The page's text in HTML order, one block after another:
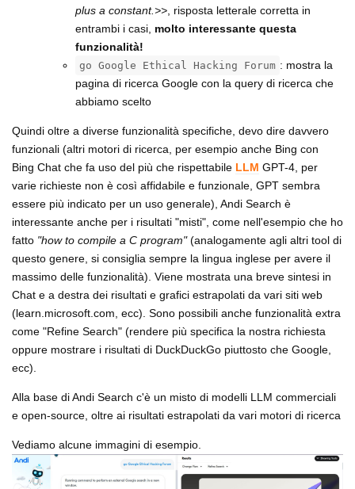
plus a constant.>> , risposta letterale corretta in
entrambi i casi, molto interessante questa
funzionalità!
go Google Ethical Hacking Forum : mostra la
pagina di ricerca Google con la query di ricerca che
abbiamo scelto
Quindi oltre a diverse funzionalità specifiche, devo dire davvero
funzionali (altri motori di ricerca, per esempio anche Bing con
Bing Chat che fa uso del più che rispettabile LLM GPT-4, per
varie richieste non è così affidabile e funzionale, GPT sembra
essere più indicato per un uso generale), Andi Search è
interessante anche per i risultati "misti", come nell'esempio che ho
fatto "how to compile a C program"(analogamente agli altri tool di
questo genere, si consiglia sempre la lingua inglese per avere il
massimo delle funzionalità). Viene mostrata una breve sintesi in
Chat e a destra dei risultati e grafici estrapolati da vari siti web
(learn.microsoft.com, ecc). Sono possibili anche funzionalità extra
come "Refine Search" (rendere più specifica la nostra richiesta
oppure mostrare i risultati di DuckDuckGo piuttosto che Google,
ecc).
Alla base di Andi Search c'è un misto di modelli LLM commerciali
e open-source, oltre ai risultati estrapolati da vari motori di ricerca
Vediamo alcune immagini di esempio.